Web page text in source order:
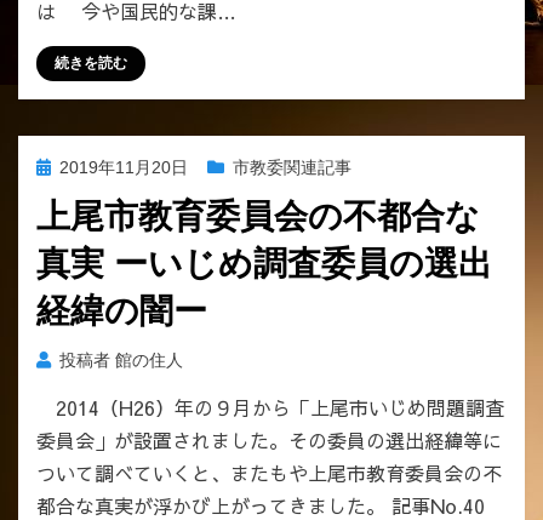
選
約
げ
て
い
る
候
人
だ
け
い
は 今や国民的な課…
続きを読む
投
日:
2019年11月20日 市教委関連記事
上尾市教育委員会の不都合な
真実 ーいじめ調査委員の選出
経緯の闇ー
投稿者 館の住人
2014（H26）年の９月から「上尾市いじめ問題調査
委員会」が設置されました。その委員の選出経緯等に
ついて調べていくと、またもや上尾市教育委員会の不
都合な真実が浮かび上がってきました。 記事No.40